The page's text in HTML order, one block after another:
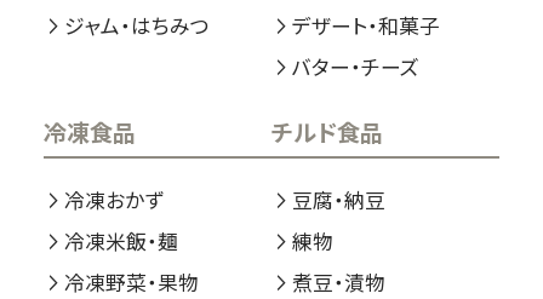
ジャム・はちみつ
デザート・和菓子
バター・チーズ
冷凍食品
冷凍おかず
冷凍米飯・麺
冷凍野菜・果物
チルド食品
豆腐・納豆
練物
煮豆・漬物